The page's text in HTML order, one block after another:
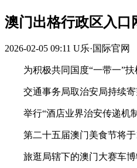
澳门出格行政区入口
2026-02-05 09:11 U乐·国际官网
为积极共同国度“一带一”扶
交通事务局取治安局持续寄
举行“酒店业界治安传递机制
第二十五届澳门美食节将于
旅逛局辖下的澳门大赛车博物